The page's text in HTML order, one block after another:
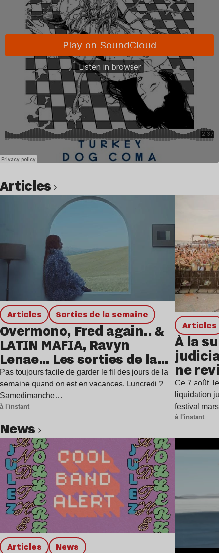
Articles
Articles Sorties de la semaine
Overmono, Fred again.. &
LATIN MAFIA, Ravyn
Lenae… Les sorties de la
semaine
Pas toujours facile de garder le fil des jours de la
semaine quand on est en vacances. Luncredi ?
Samedimanche…
à l'instant
Articles
À la
ne
Ce 7 août,
liquidation
festival
à l'instant
news
Articles news
Lire l’article